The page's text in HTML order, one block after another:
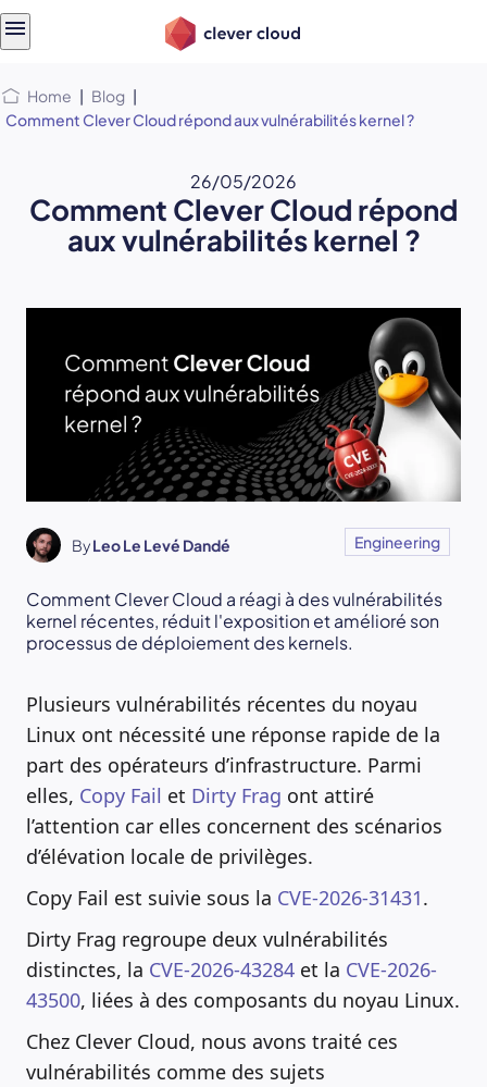
Home | Blog |
Comment Clever Cloud répond aux vulnérabilités kernel ?
26/05/2026
Comment Clever Cloud répond
aux vulnérabilités kernel ?
ByLeo Le Levé Dandé Engineering
Comment Clever Cloud a réagi à des vulnérabilités
kernel récentes, réduit l'exposition et amélioré son
processus de déploiement des kernels.
Plusieurs vulnérabilités récentes du noyau
Linux ont nécessité une réponse rapide de la
part des opérateurs d’infrastructure. Parmi
elles, Copy Fail et Dirty Frag ont attiré
l’attention car elles concernent des scénarios
d’élévation locale de privilèges.
Copy Fail est suivie sous la CVE-2026-31431.
Dirty Frag regroupe deux vulnérabilités
distinctes, la CVE-2026-43284 et la CVE-2026-
43500, liées à des composants du noyau Linux.
Chez Clever Cloud, nous avons traité ces
vulnérabilités comme des sujets